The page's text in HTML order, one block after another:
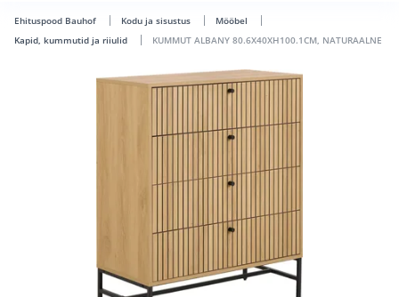
Ehituspood Bauhof Kodu ja sisustus
Mööbel
Kapid, kummutid ja riiulid
KUMMUT ALBANY 80.6X40XH100.1CM, NATURAALNE